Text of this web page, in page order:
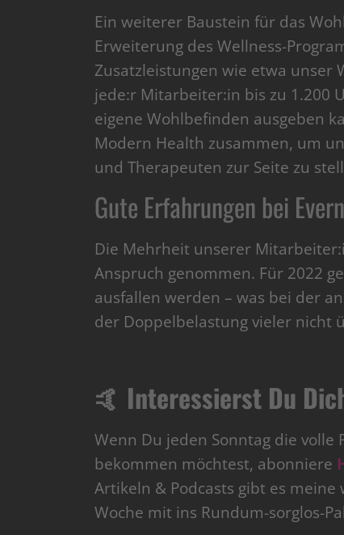
Ein weiterer Baustein für das
Erweiterung des Wellness-
Zusatzleistungen wie etwa unser
jede:r Mitarbeiter:in bis zu 1.200
eigene Wohlbefinden ausgeben
Modern Health zusammen, um
und Therapeuten zur Seite zu
Gute Erfahrungen bei
Die Mehrheit unserer
Anspruch genommen. Für 2022
ausfallen werden – was bei der
der Doppelbelastung vieler nicht
🤙 Interessierst Du
Wenn Du jeden Sonntag die volle
bekommen möchtest, abonniere
Artikeln & Podcasts gibt es
Woche mit ins Rundum-sorglos-